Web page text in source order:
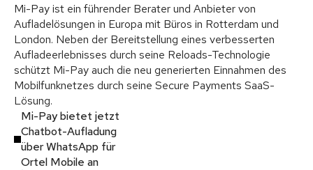
Mi-Pay ist ein führender Berater und Anbieter von
Aufladelösungen in Europa mit Büros in Rotterdam und
London. Neben der Bereitstellung eines verbesserten
Aufladeerlebnisses durch seine Reloads-Technologie
schützt Mi-Pay auch die neu generierten Einnahmen des
Mobilfunknetzes durch seine Secure Payments SaaS-
Lösung.
Mi-Pay bietet jetzt
Chatbot-Aufladung
über WhatsApp für
Ortel Mobile an